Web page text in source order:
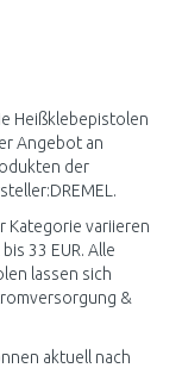
Heißklebepistolen
Angebot an
der
Kategorie variieren
33 EUR. Alle
lassen sich
&
aktuell nach